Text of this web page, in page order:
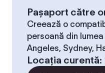
Pașaport către
Creează o
persoană din
Angeles, Sydney,
Locaţia curentă: